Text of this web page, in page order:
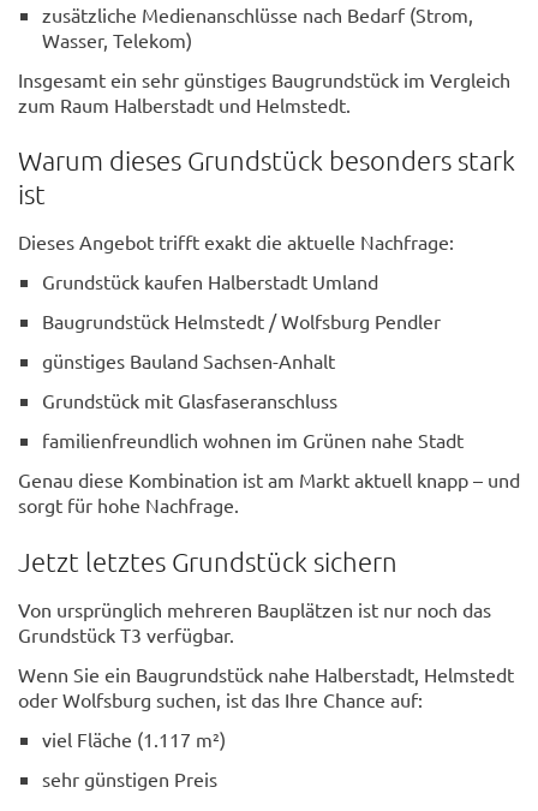
zusätzliche Medienanschlüsse nach Bedarf (Strom,
Wasser, Telekom)
Insgesamt ein sehr günstiges Baugrundstück im Vergleich
zum Raum Halberstadt und Helmstedt.
Warum dieses Grundstück besonders stark
ist
Dieses Angebot trifft exakt die aktuelle Nachfrage:
Grundstück kaufen Halberstadt Umland
Baugrundstück Helmstedt / Wolfsburg Pendler
günstiges Bauland Sachsen-Anhalt
Grundstück mit Glasfaseranschluss
familienfreundlich wohnen im Grünen nahe Stadt
Genau diese Kombination ist am Markt aktuell knapp – und
sorgt für hohe Nachfrage.
Jetzt letztes Grundstück sichern
Von ursprünglich mehreren Bauplätzen ist nur noch das
Grundstück T3 verfügbar.
Wenn Sie ein Baugrundstück nahe Halberstadt, Helmstedt
oder Wolfsburg suchen, ist das Ihre Chance auf:
viel Fläche (1.117 m²)
sehr günstigen Preis